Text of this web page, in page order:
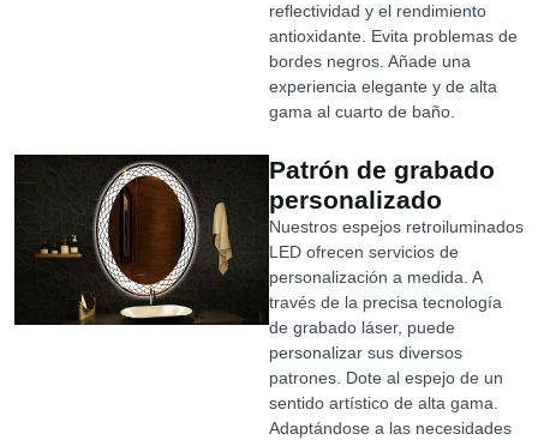
reflectividad y el rendimiento
antioxidante. Evita problemas de
bordes negros. Añade una
experiencia elegante y de alta
gama al cuarto de baño.
Patrón de grabado
personalizado
Nuestros espejos retroiluminados
LED ofrecen servicios de
personalización a medida. A
través de la precisa tecnología
de grabado láser, puede
personalizar sus diversos
patrones. Dote al espejo de un
sentido artístico de alta gama.
Adaptándose a las necesidades